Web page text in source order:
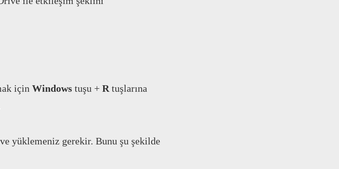
için Windows tuşu + R tuşlarına
yüklemeniz gerekir. Bunu şu şekilde